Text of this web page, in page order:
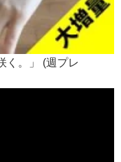
く。」 (週プレ